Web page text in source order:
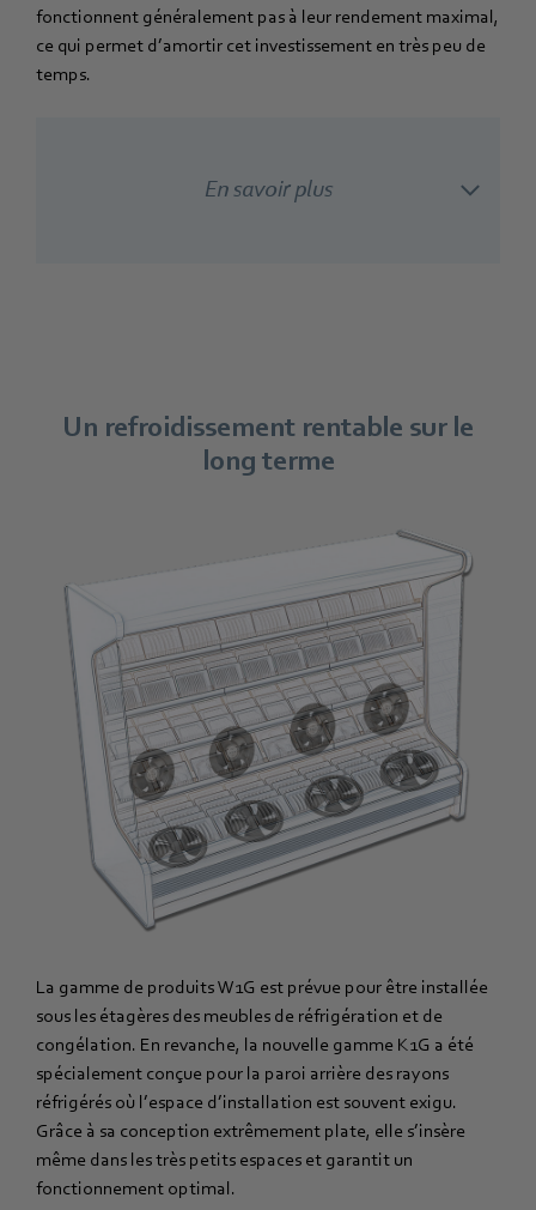
fonctionnent généralement pas à leur rendement maximal,
ce qui permet d’amortir cet investissement en très peu de
temps.
En savoir plus
Un refroidissement rentable sur le
long terme
La gamme de produits W1G est prévue pour être installée
sous les étagères des meubles de réfrigération et de
congélation. En revanche, la nouvelle gamme K1G a été
spécialement conçue pour la paroi arrière des rayons
réfrigérés où l’espace d’installation est souvent exigu.
Grâce à sa conception extrêmement plate, elle s’insère
même dans les très petits espaces et garantit un
fonctionnement optimal.